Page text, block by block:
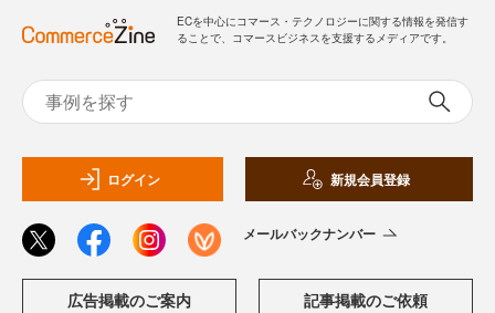
ECを中心にコマース・テクノロジーに関する情報を発信す
ることで、コマースビジネスを支援するメディアです。
ログイン 新規会員登録
メールバックナンバー
広告掲載のご案内 記事掲載のご依頼